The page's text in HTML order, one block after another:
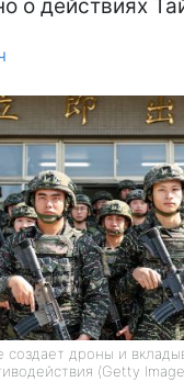
о действиях
создает дроны и
(Getty